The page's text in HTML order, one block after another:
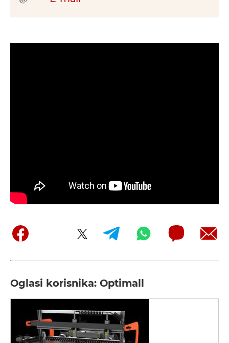
Oglasi korisnika: Optimall